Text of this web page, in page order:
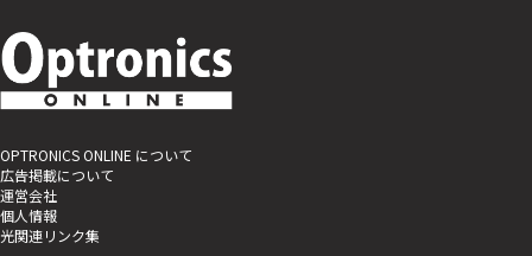
OPTRONICS ONLINE について
広告掲載について
運営会社
個人情報
光関連リンク集